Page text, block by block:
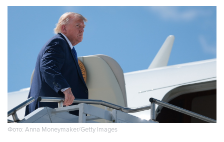
Фото: Anna Moneymaker/Getty Images